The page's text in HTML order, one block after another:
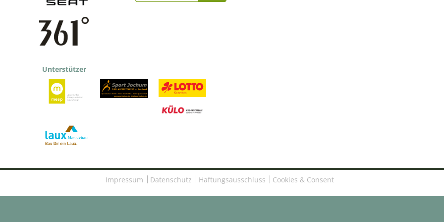
Unterstützer
Impressum Datenschutz Haftungsausschluss Cookies & Consent